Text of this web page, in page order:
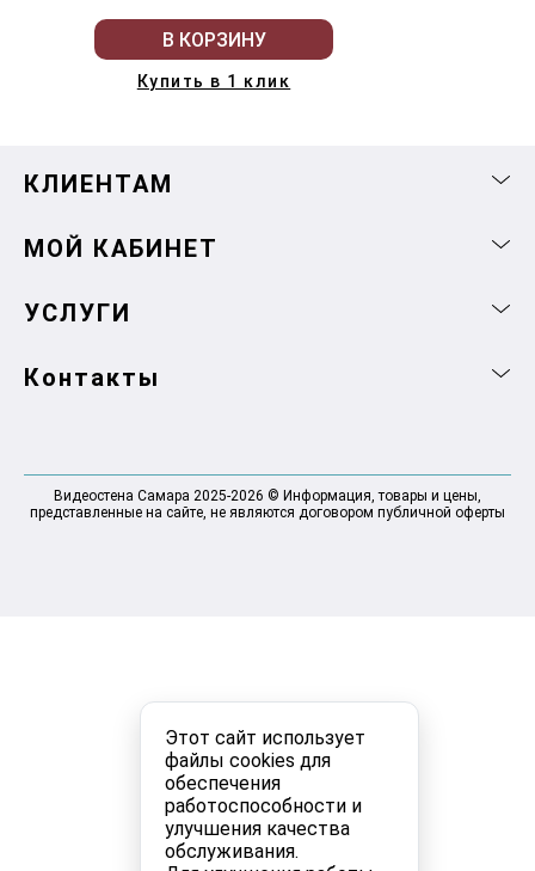
Этот сайт использует
файлы cookies для
обеспечения
работоспособности и
улучшения качества
обслуживания.
В КОРЗИНУ
Купить в 1 клик
КЛИЕНТАМ
МОЙ КАБИНЕТ
УСЛУГИ
Контакты
Видеостена Самара 2025-2026 © Информация, товары и цены,
представленные на сайте, не являются договором публичной оферты